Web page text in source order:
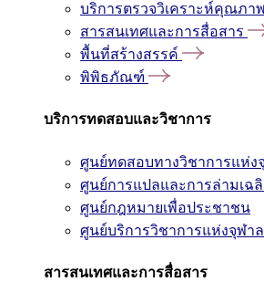
บริการตรวจวิเคราะห์คุณภาพ
สารสนเทศและการสื่อสาร
พื้นที่สร้างสรรค์
พิพิธภัณฑ์
บริการทดสอบและวิชาการ
ศูนย์ทดสอบทางวิชาการแห่ง
ศูนย์การแปลและการล่ามเฉ
ศูนย์กฎหมายเพื่อประชาชน
ศูนย์บริการวิชาการแห่งจุฬา
สารสนเทศและการสื่อสาร